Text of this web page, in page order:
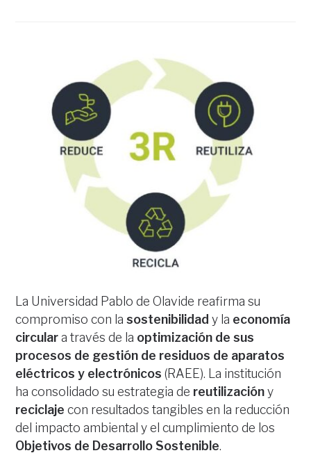
La Universidad Pablo de Olavide reafirma su
compromiso con lasostenibilidady la economía
circulara través de la optimización de sus
procesos de gestión de residuos de aparatos
eléctricos y electrónicos (RAEE). La institución
ha consolidado su estrategia de reutilizacióny
reciclaje con resultados tangibles en la reducción
del impacto ambiental y el cumplimiento de los
Objetivos de Desarrollo Sostenible.